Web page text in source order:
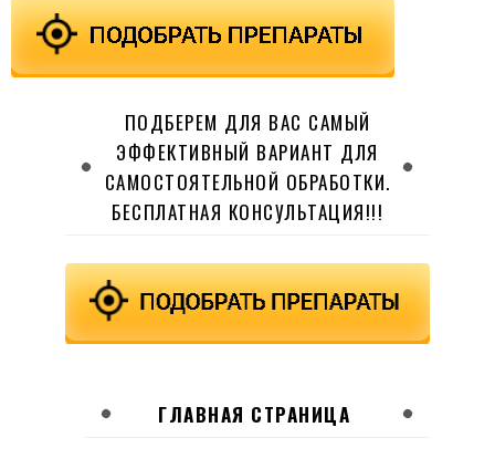
ПОДБЕРЕМ ДЛЯ ВАС САМЫЙ
ЭФФЕКТИВНЫЙ ВАРИАНТ ДЛЯ
САМОСТОЯТЕЛЬНОЙ ОБРАБОТКИ.
БЕСПЛАТНАЯ КОНСУЛЬТАЦИЯ!!!
ГЛАВНАЯ СТРАНИЦА